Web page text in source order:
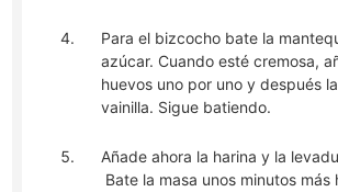
Para el bizcocho bate la
azúcar. Cuando esté cremosa,
huevos uno por uno y después
vainilla. Sigue batiendo.
Añade ahora la harina y la
Bate la masa unos minutos más